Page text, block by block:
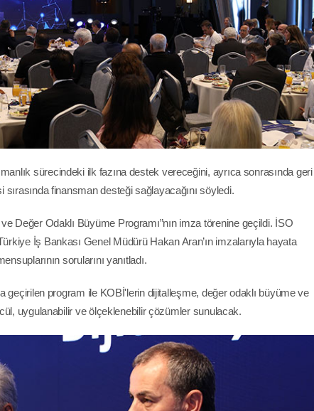
sürecindeki ilk fazına destek vereceğini, ayrıca sonrasında geri
finansman desteği sağlayacağını söyledi.
ve Değer Odaklı Büyüme Programı”nın imza törenine geçildi. İSO
İş Bankası Genel Müdürü Hakan Aran’ın imzalarıyla hayata
sorularını yanıtladı.
geçirilen program ile KOBİ'lerin dijitalleşme, değer odaklı büyüme ve
uygulanabilir ve ölçeklenebilir çözümler sunulacak.